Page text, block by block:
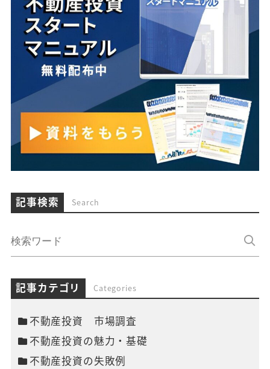
記事検索 Search
記事カテゴリ Categories
不動産投資 市場調査
不動産投資の魅力・基礎
不動産投資の失敗例